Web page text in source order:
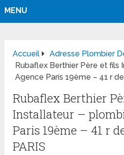
MENU
Accueil
Adresse Plombier
Rubaflex Berthier Père et fils
Agence Paris 19ème – 41 r
Rubaflex Berthier
Installateur –
Paris 19ème – 41 r
PARIS